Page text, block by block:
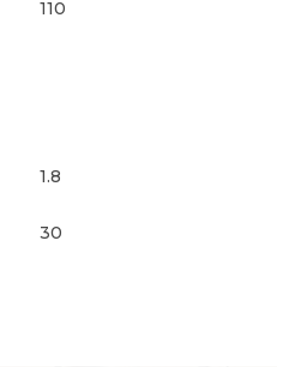
110
1.8
30